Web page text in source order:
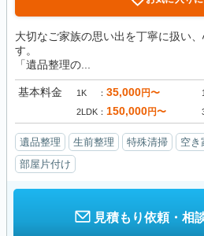
大切なご家族の思い出を丁寧に扱い
す。
「遺品整理の...
基本料金 1K 35,000円〜
2LDK 150,000円〜
遺品整理 生前整理 特殊清掃 空き
部屋片付け
見積もり依頼・相